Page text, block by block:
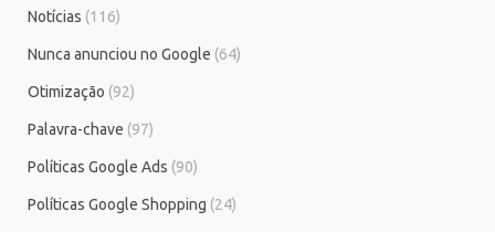
Notícias (116)
Nunca anunciou no Google (64)
Otimização (92)
Palavra-chave (97)
Políticas Google Ads (90)
Políticas Google Shopping (24)